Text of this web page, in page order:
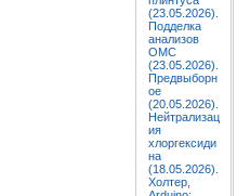
(23.05.2026).
Подделка
анализов
ОМС
(23.05.2026).
Предвыборн
ое
(20.05.2026).
Нейтрализац
ия
хлоргексиди
на
(18.05.2026).
Холтер,